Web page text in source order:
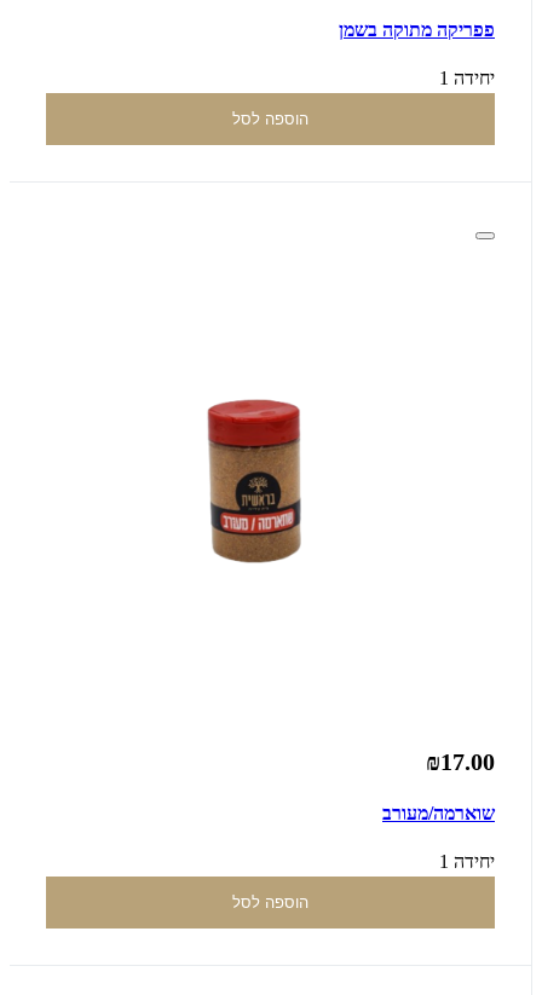
פפריקה מתוקה בשמן
יחידה 1
הוספה לסל
₪17.00
שוארמה/מעורב
יחידה 1
הוספה לסל